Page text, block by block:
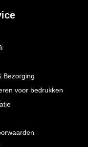
Bezorging
voor bedrukken